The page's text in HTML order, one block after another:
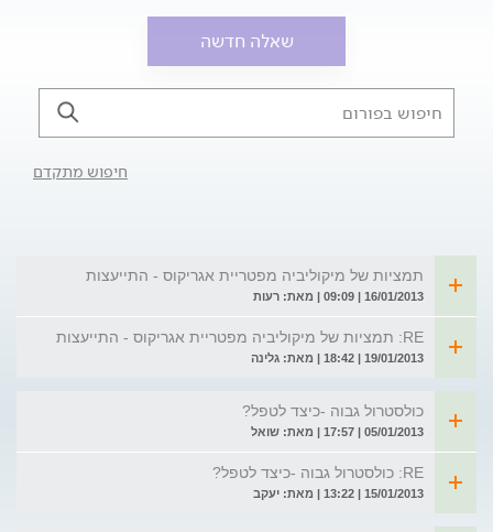
שאלה חדשה
חיפוש מתקדם
תמציות של מיקוליביה מפטריית אגריקוס - התייעצות
16/01/2013 | 09:09 | מאת: רעות
RE: תמציות של מיקוליביה מפטריית אגריקוס - התייעצות
19/01/2013 | 18:42 | מאת: גלינה
כולסטרול גבוה -כיצד לטפל?
05/01/2013 | 17:57 | מאת: שואל
RE: כולסטרול גבוה -כיצד לטפל?
15/01/2013 | 13:22 | מאת: יעקב